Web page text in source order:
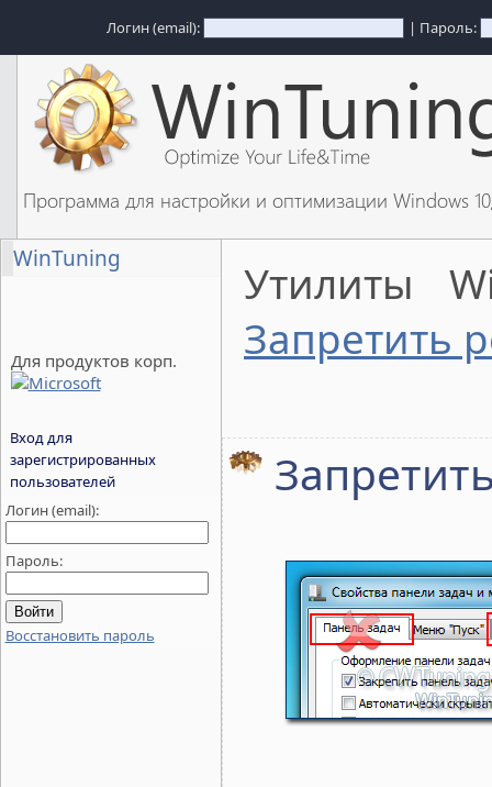
Логин (email): | Пароль:
Программа для настройки и оптимизации Windows
WinTuning
Для продуктов корп.
Вход для
зарегистрированных
пользователей
Логин (email):
Пароль:
Восстановить пароль
Утилиты
Запретить